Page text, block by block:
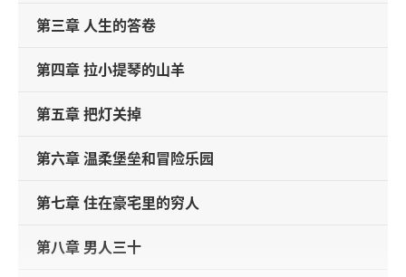
第三章 人生的答卷
第四章 拉小提琴的山羊
第五章 把灯关掉
第六章 温柔堡垒和冒险乐园
第七章 住在豪宅里的穷人
第八章 男人三十